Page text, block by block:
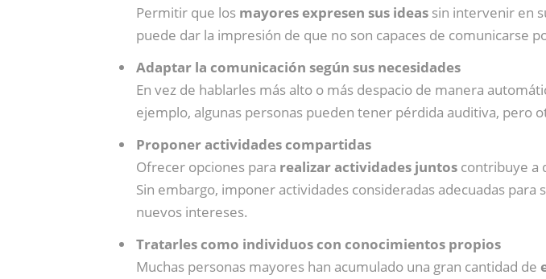
Permitir que los mayores expresen sus ideas sin intervenir en
puede dar la impresión de que no son capaces de comunicarse
Adaptar la comunicación según sus necesidades
En vez de hablarles más alto o más despacio de manera
ejemplo, algunas personas pueden tener pérdida auditiva, pero
Proponer actividades compartidas
Ofrecer opciones para realizar actividades juntos contribuye a
Sin embargo, imponer actividades consideradas adecuadas
nuevos intereses.
Tratarles como individuos con conocimientos propios
Muchas personas mayores han acumulado una gran cantidad de